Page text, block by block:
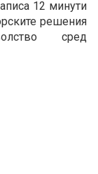
12 минути
решения
сред